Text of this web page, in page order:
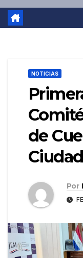
NOTICIAS
de
Por